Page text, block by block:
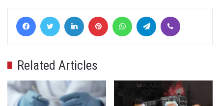
FacebookTwitter LinkedIn Pinterest WhatsAppTelegram
Related Articles